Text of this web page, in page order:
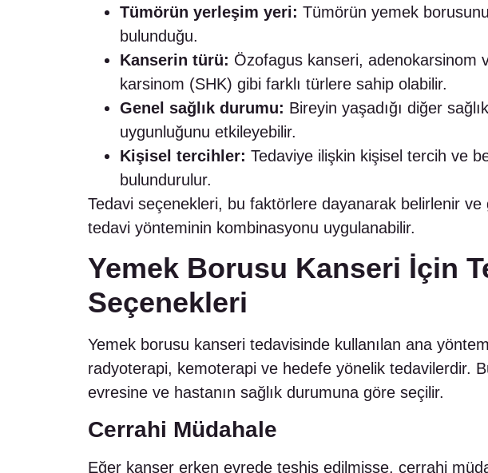
Tümörün yerleşim yeri: Tümörün yemek
bulunduğu.
Kanserin türü: Özofagus kanseri, adenokarsinom
karsinom (SHK) gibi farklı türlere sahip olabilir.
Genel sağlık durumu: Bireyin yaşadığı diğer
uygunluğunu etkileyebilir.
Kişisel tercihler: Tedaviye ilişkin kişisel tercih ve
bulundurulur.
Tedavi seçenekleri, bu faktörlere dayanarak belirlenir ve
tedavi yönteminin kombinasyonu uygulanabilir.
Yemek Borusu Kanseri İçin
Seçenekleri
Yemek borusu kanseri tedavisinde kullanılan ana
radyoterapi, kemoterapi ve hedefe yönelik tedavilerdir.
evresine ve hastanın sağlık durumuna göre seçilir.
Cerrahi Müdahale
Eğer kanser erken evrede teşhis edilmişse, cerrahi